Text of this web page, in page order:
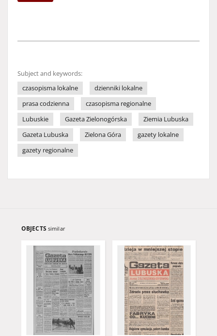
Subject and keywords:
czasopisma lokalne
dzienniki lokalne
prasa codzienna
czasopisma regionalne
Lubuskie
Gazeta Zielonogórska
Ziemia Lubuska
Gazeta Lubuska
Zielona Góra
gazety lokalne
gazety regionalne
OBJECTS similar